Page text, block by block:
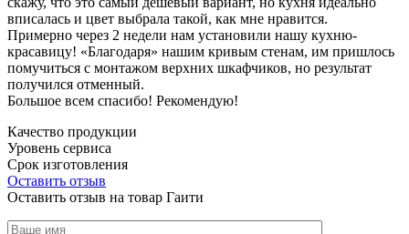
вписалась и цвет выбрала такой, как мне нравится.
Примерно через 2 недели нам установили нашу кухню-
красавицу! «Благодаря» нашим кривым стенам, им пришлось
помучиться с монтажом верхних шкафчиков, но результат
получился отменный.
Большое всем спасибо! Рекомендую!
Качество продукции
Уровень сервиса
Срок изготовления
Оставить отзыв
Оставить отзыв на товар Гаити